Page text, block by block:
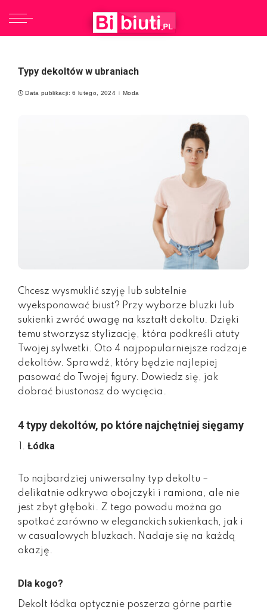
Typy dekoltów w ubraniach
Data publikacji: 6 lutego, 2024 Moda
Chcesz wysmuklić szyję lub subtelnie
wyeksponować biust? Przy wyborze bluzki lub
sukienki zwróć uwagę na kształt dekoltu. Dzięki
temu stworzysz stylizację, która podkreśli atuty
Twojej sylwetki. Oto 4 najpopularniejsze rodzaje
dekoltów. Sprawdź, który będzie najlepiej
pasować do Twojej figury. Dowiedz się, jak
dobrać biustonosz do wycięcia.
4 typy dekoltów, po które najchętniej sięgamy
Łódka
To najbardziej uniwersalny typ dekoltu –
delikatnie odkrywa obojczyki i ramiona, ale nie
jest zbyt głęboki. Z tego powodu można go
spotkać zarówno w eleganckich sukienkach, jak i
w casualowych bluzkach. Nadaje się na każdą
okazję.
Dla kogo?
Dekolt łódka optycznie poszerza górne partie